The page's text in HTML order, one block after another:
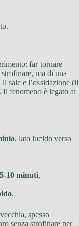
far tornare
ma di una
sale e l’ossidazione (il
Il fenomeno è legato ai
, lato lucido verso
5-10 minuti,
.
spesso
senza strofinare per